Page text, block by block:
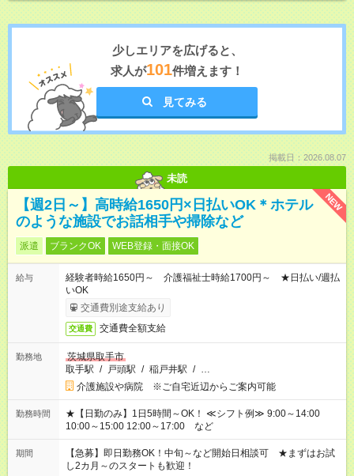
少しエリアを広げると、
求人が101件増えます！
見てみる
掲載日：2026.08.07
未読
NEW
【週2日～】高時給1650円×日払いOK＊ホテル
のような施設でお話相手や掃除など
派遣 ブランクOK WEB登録・面接OK
給与
経験者時給1650円～ 介護福祉士時給1700円～ ★日払い/週払
いOK
交通費別途支給あり
交通費 交通費全額支給
勤務地
茨城県取手市
取手駅 / 戸頭駅 / 稲戸井駅 / …
介護施設や病院 ※ご自宅近辺からご案内可能
勤務時間
★【日勤のみ】1日5時間～OK！ ≪シフト例≫ 9:00～14:00
10:00～15:00 12:00～17:00 など
期間
【急募】即日勤務OK！中旬～など開始日相談可 ★まずはお試
し2カ月～のスタートも歓迎！